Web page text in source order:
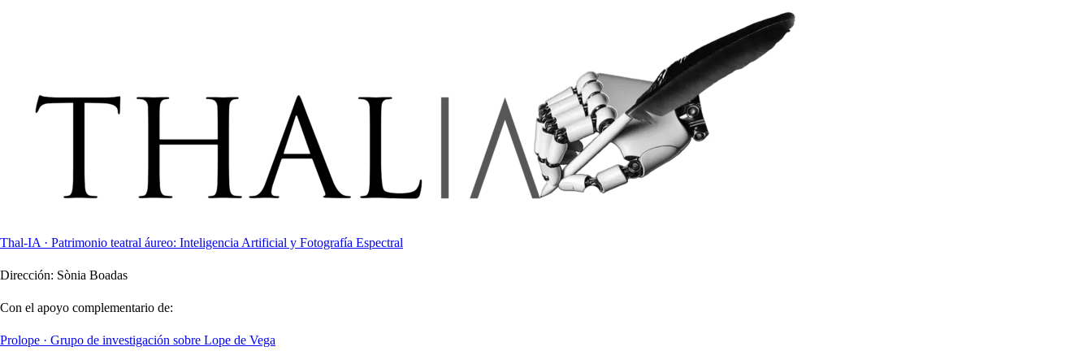
Thal-IA · Patrimonio teatral áureo: Inteligencia Artificial y Fotografía Espectral
Dirección: Sònia Boadas
Con el apoyo complementario de:
Prolope · Grupo de investigación sobre Lope de Vega